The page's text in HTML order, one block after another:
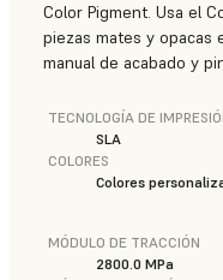
Color Pigment. Usa el
piezas mates y opacas
manual de acabado y
TECNOLOGÍA DE
SLA
COLORES
Colores
MÓDULO DE TRACCIÓN
2800.0 MPa